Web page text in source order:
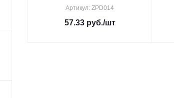
Артикул: ZPD014
57.33руб./шт